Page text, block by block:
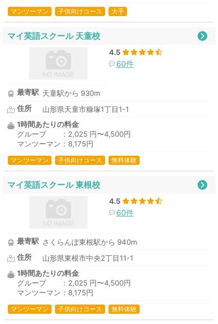
マンツーマン 子供向けコース 大手
マイ英語スクール 天童校
4.5
60件
最寄駅 天童駅から 930m
住所
山形県天童市糠塚1丁目1-1
1時間あたりの料金
グループ ：2,025 円〜4,500円
マンツーマン：8,175円
マンツーマン 子供向けコース 無料体験
マイ英語スクール 東根校
4.5
60件
最寄駅 さくらんぼ東根駅から 940m
住所
山形県東根市中央2丁目11-1
1時間あたりの料金
グループ ：2,025 円〜4,500円
マンツーマン：8,175円
マンツーマン 子供向けコース 無料体験